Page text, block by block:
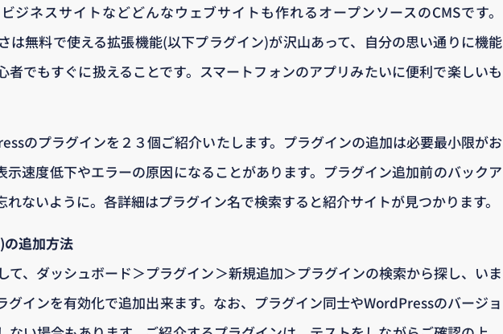
ジネスサイトなどどんなウェブサイトも作れるオープンソースのCMSです。
は無料で使える拡張機能(以下プラグイン)が沢山あって、自分の思い通りに機能
者でもすぐに扱えることです。スマートフォンのアプリみたいに便利で楽しいも
のプラグインを２３個ご紹介いたします。プラグインの追加は必要最小限がお
示速度低下やエラーの原因になることがあります。プラグイン追加前のバックア
ないように。各詳細はプラグイン名で検索すると紹介サイトが見つかります。
追加方法
て、ダッシュボード＞プラグイン＞新規追加＞プラグインの検索から探し、いま
グインを有効化で追加出来ます。なお、プラグイン同士やWordPressのバージョ